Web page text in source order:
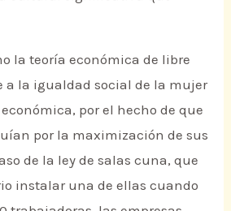
la teoría económica de libre
a la igualdad social de la mujer
por el hecho de que
por la maximización de sus
de la ley de salas cuna, que
instalar una de ellas cuando